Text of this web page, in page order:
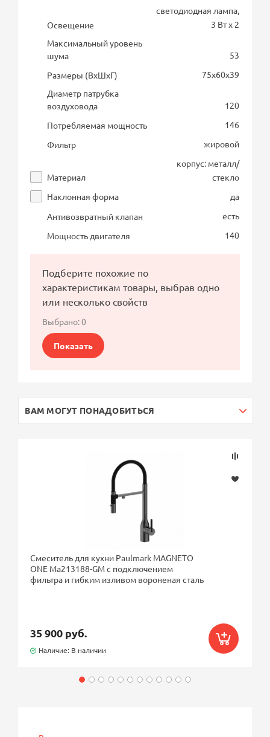
Освещение
светодиодная лампа,
3 Вт х 2
Максимальный уровень
шума
53
Размеры (ВхШхГ)
75х60х39
Диаметр патрубка
воздуховода
120
Потребляемая мощность
146
Фильтр
жировой
Материал
корпус: металл/
стекло
Наклонная форма
да
Антивозвратный клапан
есть
Мощность двигателя
140
Подберите похожие по
характеристикам товары, выбрав одно
или несколько свойств
Выбрано:0
Показать
ВАМ МОГУТ ПОНАДОБИТЬСЯ
Смеситель для кухни Paulmark MAGNETO
ONE Ma213188-GM с подключением
фильтра и гибким изливом вороненая сталь
35 900 руб.
Наличие: В наличии